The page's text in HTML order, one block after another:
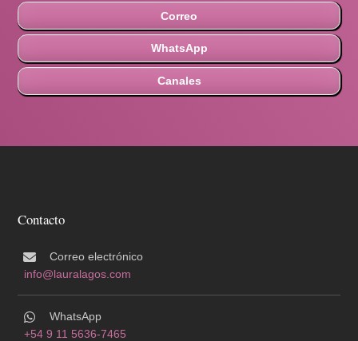
Correo
WhatsApp
Canales
Contacto
Correo electrónico
info@lauralagos.com
WhatsApp
+54 9 11 5636-7465